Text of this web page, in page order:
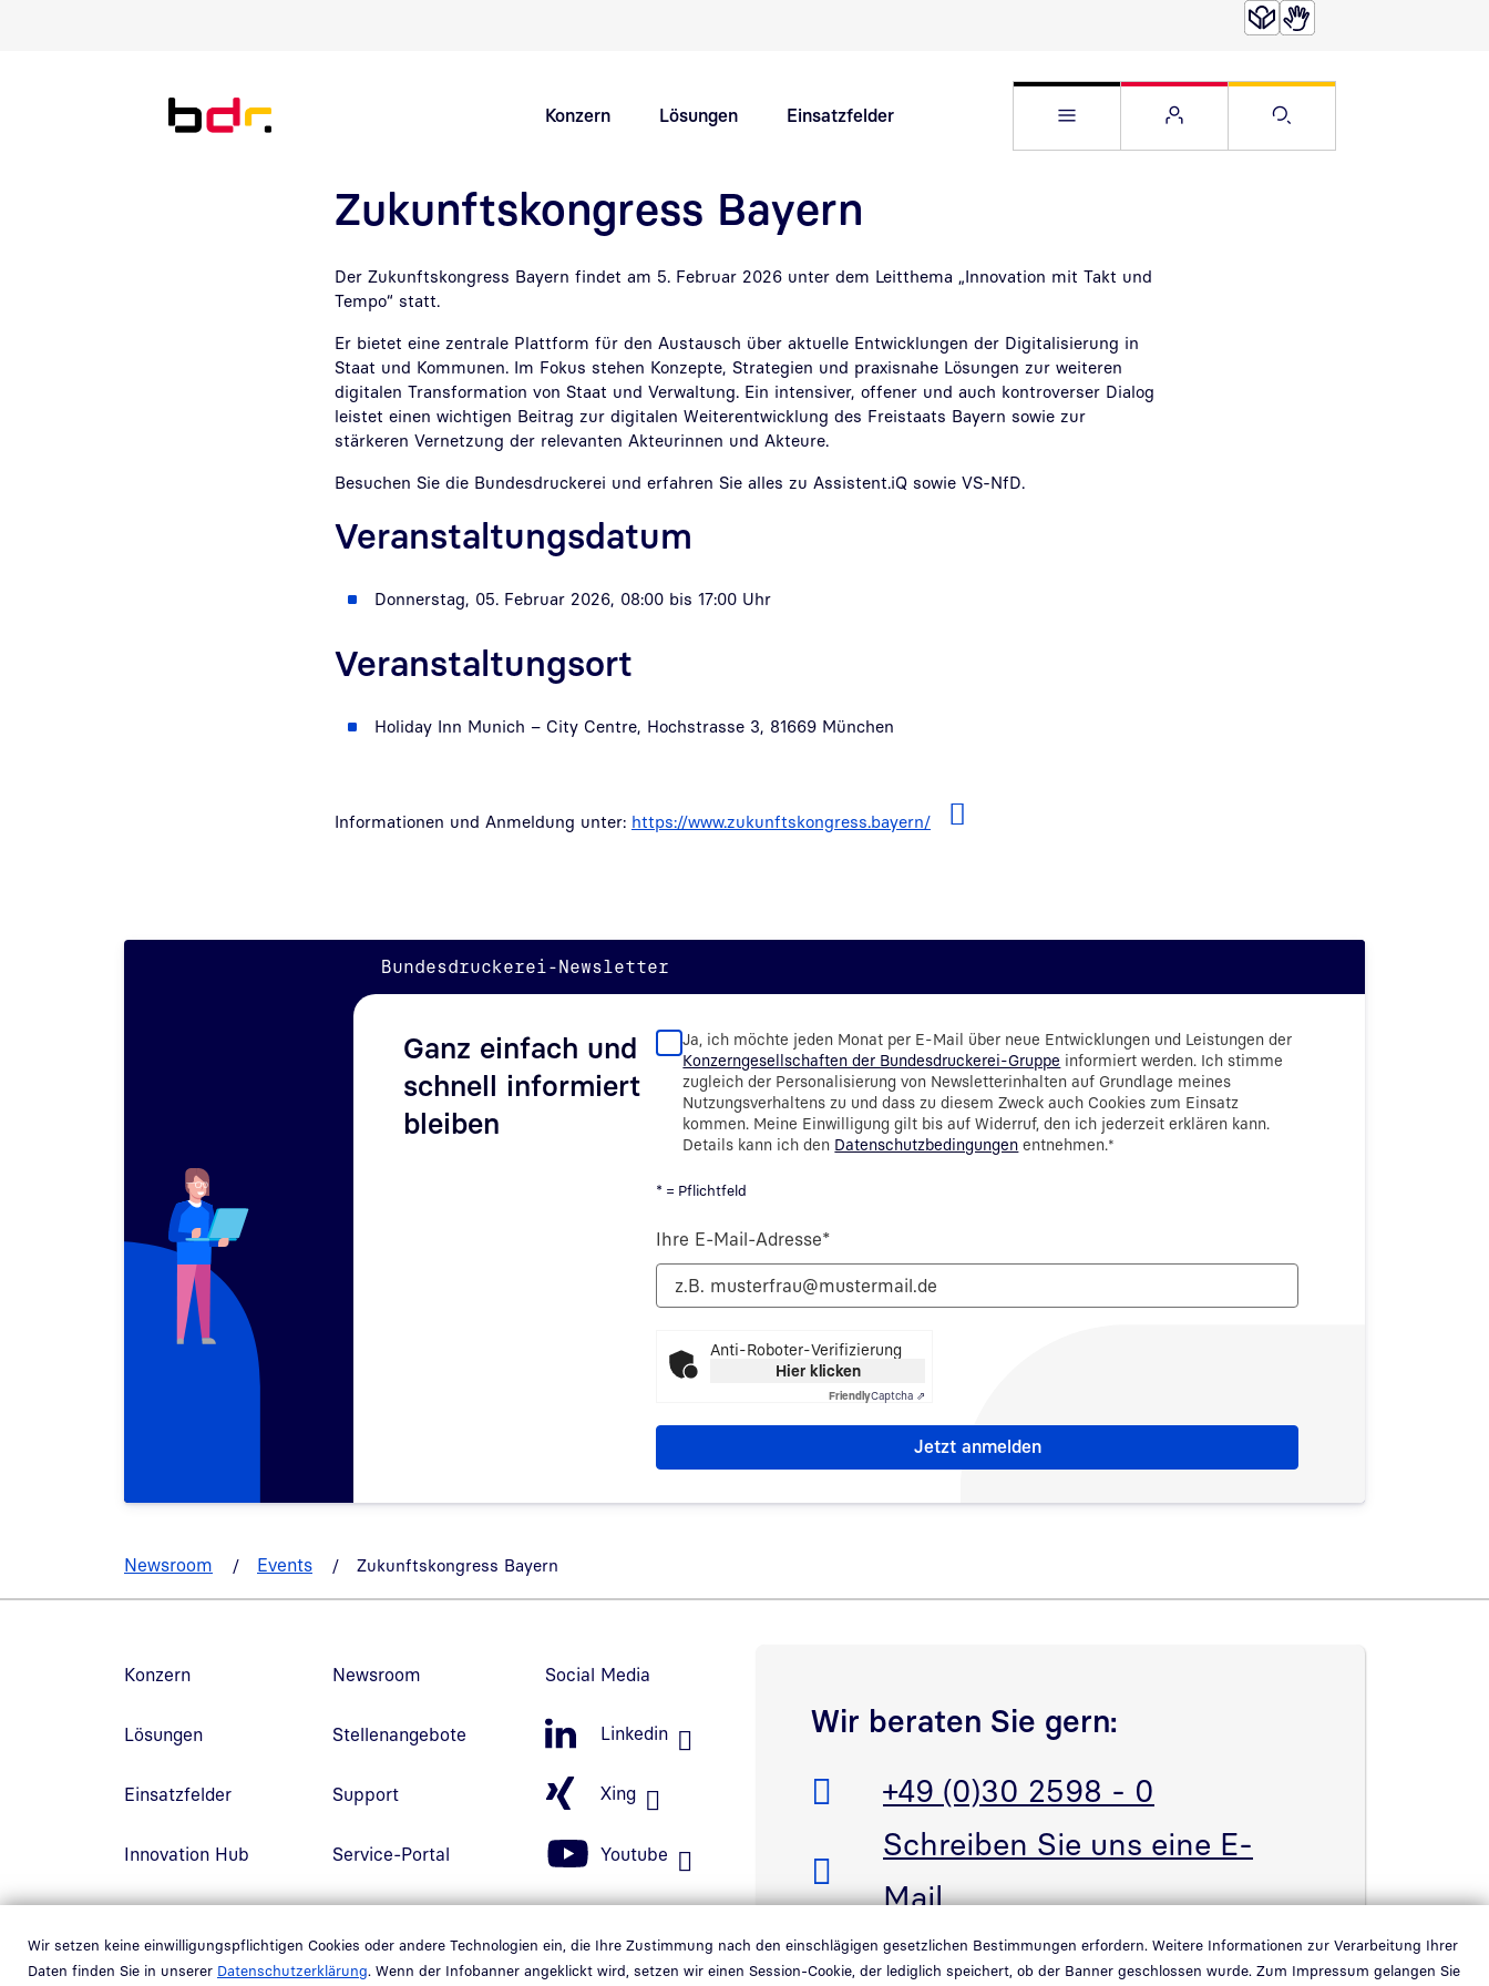
Wir setzen keine einwilligungspflichtigen Cookies oder andere Technologien ein, die Ihre Zustimmung nach den einschlägigen gesetzlichen Bestimmungen erfordern. Weitere Informationen zur Verarbeitung Ihrer
Daten finden Sie in unserer Datenschutzerklärung. Wenn der Infobanner angeklickt wird, setzen wir einen Session-Cookie, der lediglich speichert, ob der Banner geschlossen wurde. Zum Impressum gelangen Sie
Konzern Lösungen Einsatzfelder Websitemenü öffnenService Menü öffnen
Suche öffnen
Zukunftskongress Bayern
Der Zukunftskongress Bayern findet am 5. Februar 2026 unter dem Leitthema „Innovation mit Takt und
Tempo“ statt.
Er bietet eine zentrale Plattform für den Austausch über aktuelle Entwicklungen der Digitalisierung in
Staat und Kommunen. Im Fokus stehen Konzepte, Strategien und praxisnahe Lösungen zur weiteren
digitalen Transformation von Staat und Verwaltung. Ein intensiver, offener und auch kontroverser Dialog
leistet einen wichtigen Beitrag zur digitalen Weiterentwicklung des Freistaats Bayern sowie zur
stärkeren Vernetzung der relevanten Akteurinnen und Akteure.
Besuchen Sie die Bundesdruckerei und erfahren Sie alles zu Assistent.iQ sowie VS-NfD.
Veranstaltungsdatum
Donnerstag, 05. Februar 2026, 08:00 bis 17:00 Uhr
Veranstaltungsort
Holiday Inn Munich – City Centre, Hochstrasse 3, 81669 München
Informationen und Anmeldung unter: https://www.zukunftskongress.bayern/
Bundesdruckerei-Newsletter
Ganz einfach und
schnell informiert
bleiben
Ja, ich möchte jeden Monat per E-Mail über neue Entwicklungen und Leistungen der
Konzerngesellschaften der Bundesdruckerei-Gruppe informiert werden. Ich stimme
zugleich der Personalisierung von Newsletterinhalten auf Grundlage meines
Nutzungsverhaltens zu und dass zu diesem Zweck auch Cookies zum Einsatz
kommen. Meine Einwilligung gilt bis auf Widerruf, den ich jederzeit erklären kann.
Details kann ich den Datenschutzbedingungen entnehmen.*
* = Pflichtfeld
Ihre E-Mail-Adresse*
Anti-Roboter-Verifizierung
Hier klicken
FriendlyCaptcha ⇗
Newsroom Events Zukunftskongress Bayern
Konzern
Lösungen
Einsatzfelder
Innovation Hub
Newsroom
Stellenangebote
Support
Service-Portal
Link in neuem Fenster öffnenLink in neuem Fenster öffnen
Social Media
Linkedin
Xing
Youtube
Wir beraten Sie gern:
Telefon:
+49 (0)30 2598 - 0
E-Mail:
Schreiben Sie uns eine E-
Mail